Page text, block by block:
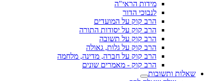
מידות הראי"ה
לנבוכי הדור
הרב קוק על המועדים
הרב קוק על יסודות התורה
הרב קוק על תשובה
הרב קוק על גלות, גאולה
הרב קוק על חברה, מדינה, מלחמה
הרב קוק - מאמרים שונים
שאלות ותשובות